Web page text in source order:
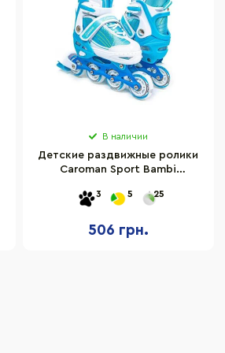
В наличии
Детские раздвижные ролики
Caroman Sport Bambi
3 5 25
506 грн.